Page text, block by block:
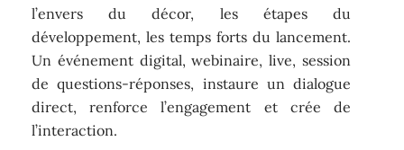
l’envers du décor, les étapes du
développement, les temps forts du lancement.
Un événement digital, webinaire, live, session
de questions-réponses, instaure un dialogue
direct, renforce l’engagement et crée de
l’interaction.